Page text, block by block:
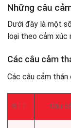
Những câu
Dưới đây là một
loại theo cảm
Các câu cảm
Các câu cảm
STT Câu